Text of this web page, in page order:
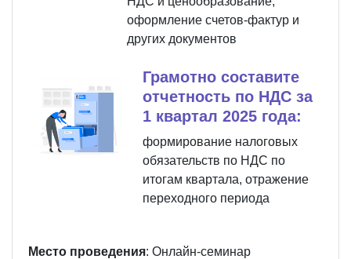
оформление счетов-фактур и
других документов
Грамотно составите
отчетность по НДС за
1 квартал 2025 года:
формирование налоговых
обязательств по НДС по
итогам квартала, отражение
переходного периода
Место проведения: Онлайн-семинар